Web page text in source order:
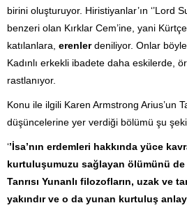
birini oluşturuyor. Hiristiyanlar’ın ‘’Lord
benzeri olan Kırklar Cem’ine, yani
katılanlara, erenlerdeniliyor. Onlar
Kadınlı erkekli ibadete daha eskilerde,
rastlanıyor.
Konu ile ilgili Karen Armstrong Arius’un
düşüncelerine yer verdiği bölümü şu
‘’İsa’nın erdemleri hakkında yüce
kurtuluşumuzu sağlayan ölümünü de
Tanrısı Yunanlı filozofların, uzak ve
yakındır ve o da yunan kurtuluş